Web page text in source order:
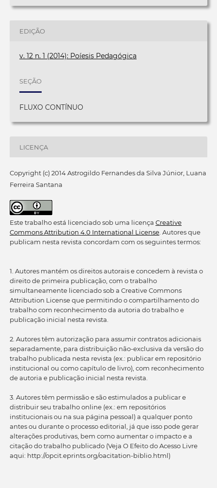
EDIÇÃO
v. 12 n. 1 (2014): Poíesis Pedagógica
SEÇÃO
FLUXO CONTÍNUO
LICENÇA
Copyright (c) 2014 Astrogildo Fernandes da Silva Júnior, Luana
Ferreira Santana
Este trabalho está licenciado sob uma licença Creative
Commons Attribution 4.0 International License. Autores que
publicam nesta revista concordam com os seguintes termos:
1. Autores mantém os direitos autorais e concedem à revista o
direito de primeira publicação, com o trabalho
simultaneamente licenciado sob a Creative Commons
Attribution License que permitindo o compartilhamento do
trabalho com reconhecimento da autoria do trabalho e
publicação inicial nesta revista.
2. Autores têm autorização para assumir contratos adicionais
separadamente, para distribuição não-exclusiva da versão do
trabalho publicada nesta revista (ex.: publicar em repositório
institucional ou como capítulo de livro), com reconhecimento
de autoria e publicação inicial nesta revista.
3. Autores têm permissão e são estimulados a publicar e
distribuir seu trabalho online (ex.: em repositórios
institucionais ou na sua página pessoal) a qualquer ponto
antes ou durante o processo editorial, já que isso pode gerar
alterações produtivas, bem como aumentar o impacto e a
citação do trabalho publicado (Veja O Efeito do Acesso Livre
aqui: http://opcit.eprints.org/oacitation-biblio.html)